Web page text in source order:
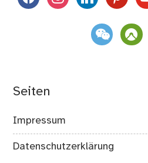
weixin
Seiten
Impressum
Datenschutzerklärung